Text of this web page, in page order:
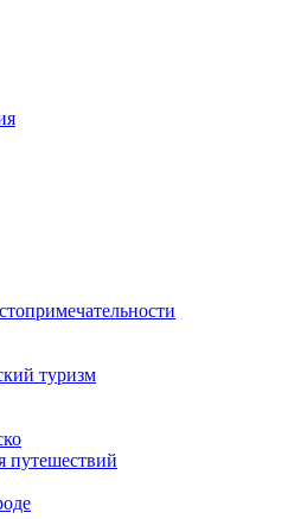
туризм
путешествий